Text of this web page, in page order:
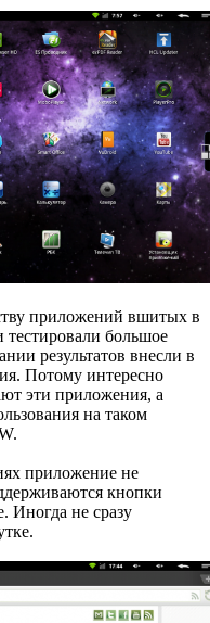
приложений вшитых в
тестировали большое
результатов внесли в
Потому интересно
эти приложения, а
на таком
приложение не
кнопки
Иногда не сразу